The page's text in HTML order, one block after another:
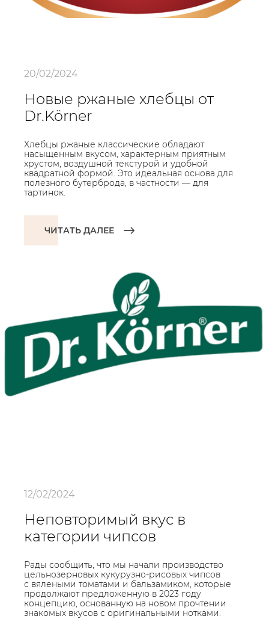
20/02/2024
Новые ржаные хлебцы от
Dr.Körner
Хлебцы ржаные классические обладают
насыщенным вкусом, характерным приятным
хрустом, воздушной текстурой и удобной
квадратной формой. Это идеальная основа для
полезного бутерброда, в частности — для
тартинок.
ЧИТАТЬ ДАЛЕЕ
12/02/2024
Неповторимый вкус в
категории чипсов
Рады сообщить, что мы начали производство
цельнозерновых кукурузно-рисовых чипсов
с вялеными томатами и бальзамиком, которые
продолжают предложенную в 2023 году
концепцию, основанную на новом прочтении
знакомых вкусов с оригинальными нотками.